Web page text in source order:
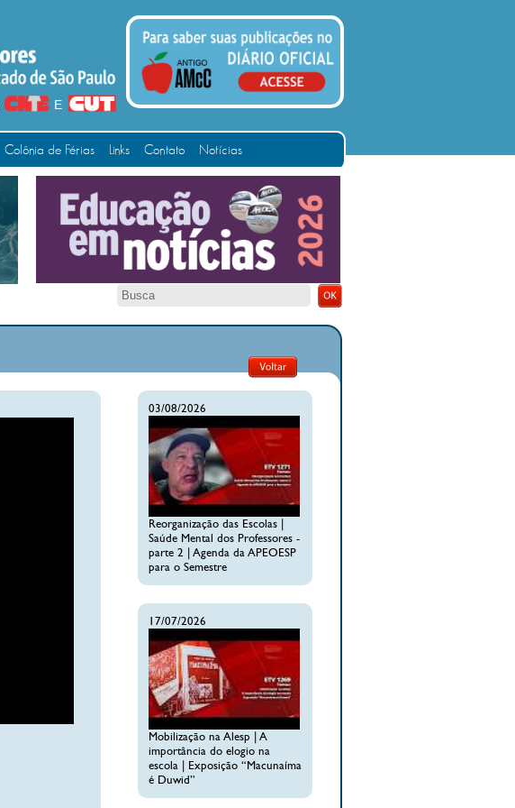
E
Colônia de Férias Links Contato Notícias
03/08/2026
Reorganização das Escolas |
Saúde Mental dos Professores -
parte 2 | Agenda da APEOESP
para o Semestre
17/07/2026
Mobilização na Alesp | A
importância do elogio na
escola | Exposição “Macunaíma
é Duwid”